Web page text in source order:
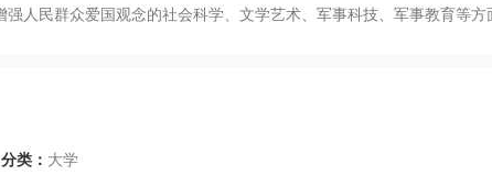
民群众爱国观念的社会科学、文学艺术、军事科技、军事教育等方
分类： 大学